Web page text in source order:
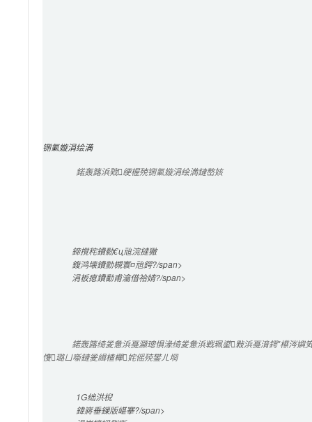
铏氭嫙涓绘満
鍩轰簬浜戣绠楃殑铏氭嫙涓绘満鏈嶅姟
鍗撹秺鐨勬€ц兘浣撻獙
鍑鸿壊鐨勯槻寰¤兘鍔?/span>
涓板瘜鐨勫甫瀹借祫婧?/span>
鍩轰簬绮夎惫浜戞灦璁惧湪绮夎惫浜戦珮鍙敤浜戞湇鍔″櫒涔
愯璐ㄩ噺鏈夎緝楂樿姹傜殑鐢ㄦ埛
1G绌洪棿
鍏嶈垂鏁版嵁搴?/span>